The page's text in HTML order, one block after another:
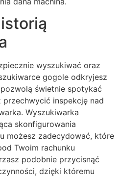
wyszukiwać oraz
gogole odkryjesz
świetnie spotykać
inspekcję nad
Wyszukiwarka
skonfigurowania
możesz zadecydować, które
Twoim rachunku
podobnie przycisnąć
dzięki któremu